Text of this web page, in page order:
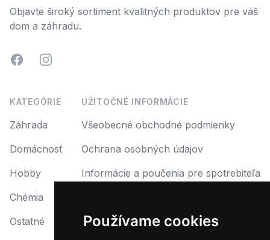
Používame cookies
Objavte široký sortiment kvalitných produktov pre váš
dom a záhradu.
FacebookInstagram
KATEGÓRIE
Záhrada
Domácnosť
Hobby
Chémia
Ostatné
UŽITOČNÉ INFORMÁCIE
Všeobecné obchodné podmienky
Ochrana osobných údajov
Informácie a poučenia pre spotrebiteľa
Reklamačný protokol